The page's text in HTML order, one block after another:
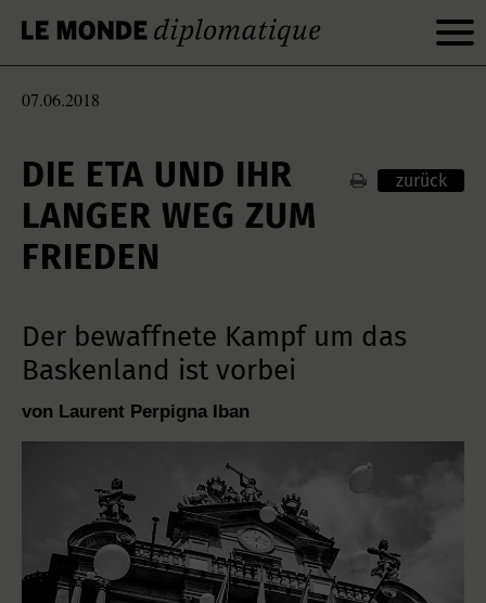
07.06.2018
DIE ETA UND IHR
LANGER WEG ZUM
FRIEDEN
zurück
Der bewaffnete Kampf um das
Baskenland ist vorbei
von Laurent Perpigna Iban